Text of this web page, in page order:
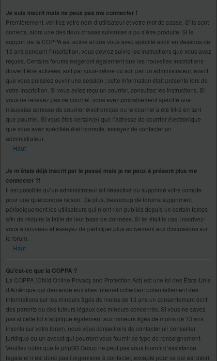
Je suis inscrit mais ne peux pas me connecter !
Premièrement, vérifiez votre nom d’utilisateur et votre mot de passe. S’ils sont
corrects, alors une des deux choses suivantes a pu s’être produite. Si le
support de la COPPA est activé et que vous avez spécifié avoir en dessous de
13 ans pendant l’inscription, vous devrez suivre les instructions que vous avez
reçues. Certains forums exigeront également que les nouvelles inscriptions
doivent être activées, soit par vous-même ou soit par un administrateur, avant
que vous puissiez ouvrir une session ; cette information était présente lors de
votre inscription. Si vous aviez reçu un courriel, consultez les instructions. Si
vous ne recevez pas de courriel, vous avez probablement spécifié une
mauvaise adresse de courrier électronique ou le courriel a été filtré en tant
que pourriel. Si vous êtes certain(e) que l’adresse de courrier électronique
que vous avez spécifiée était correcte, essayez de contacter un
administrateur.
Haut
Je m’étais déjà inscrit par le passé mais je ne peux à présent plus me
connecter ?!
Il est possible qu’un administrateur ait désactivé ou supprimé votre compte
pour une quelconque raison. De plus, beaucoup de forums suppriment
périodiquement les utilisateurs qui n’ont rien publiés depuis un certain temps
afin de réduire la taille de leur base de données. Si tel était le cas, inscrivez-
vous à nouveau et essayez de participer plus activement aux discussions sur
le forum.
Haut
Qu’est-ce que la COPPA ?
La COPPA (Child Online Privacy and Protection Act) est une loi des États-Unis
d’Amérique qui demande aux sites internet collectant potentiellement des
informations sur les mineurs âgés de moins de 13 ans un consentement écrit
des parents ou des tuteurs légaux des mineurs concernés. Si vous ne savez
pas si cette loi s’applique également aux mineurs âgés de moins de 13 ans
inscrits sur votre forum, nous vous conseillons de contacter un conseiller
juridique ou un avocat qui pourront vous fournir ce type de renseignement.
Veuillez noter que le phpBB Group ne peut pas vous fournir d’assistance
légale et n’est donc pas l’organisme à contacter, excepté pour ce qui est décrit